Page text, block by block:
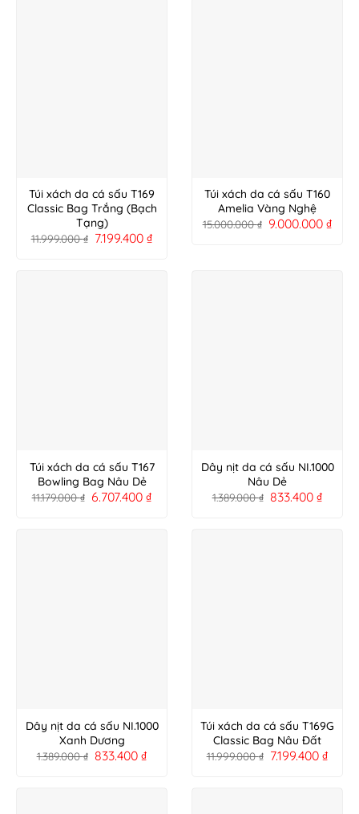
Túi xách da cá sấu T169
Classic Bag Trắng (Bạch
Tạng)
11.999.000₫ 7.199.400₫
Túi xách da cá sấu T160
Amelia Vàng Nghệ
15.000.000₫ 9.000.000₫
Túi xách da cá sấu T167
Bowling Bag Nâu Dẻ
11.179.000₫ 6.707.400₫
Dây nịt da cá sấu NI.1000
Nâu Dẻ
1.389.000₫ 833.400₫
Dây nịt da cá sấu NI.1000
Xanh Dương
1.389.000₫ 833.400₫
Túi xách da cá sấu T169G
Classic Bag Nâu Đất
11.999.000₫ 7.199.400₫